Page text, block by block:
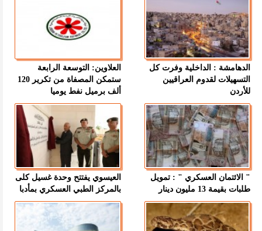
الدهامشة : الداخلية وفرت كل
التسهيلات لقدوم العراقيين
للأردن
العلاوين: التوسعة الرابعة
ستمكن المصفاة من تكرير 120
ألف برميل نفط يوميا
" الائتمان العسكري " : تمويل
طلبات بقيمة 13 مليون دينار
العيسوي يفتتح وحدة غسيل كلى
بالمركز الطبي العسكري بمأدبا